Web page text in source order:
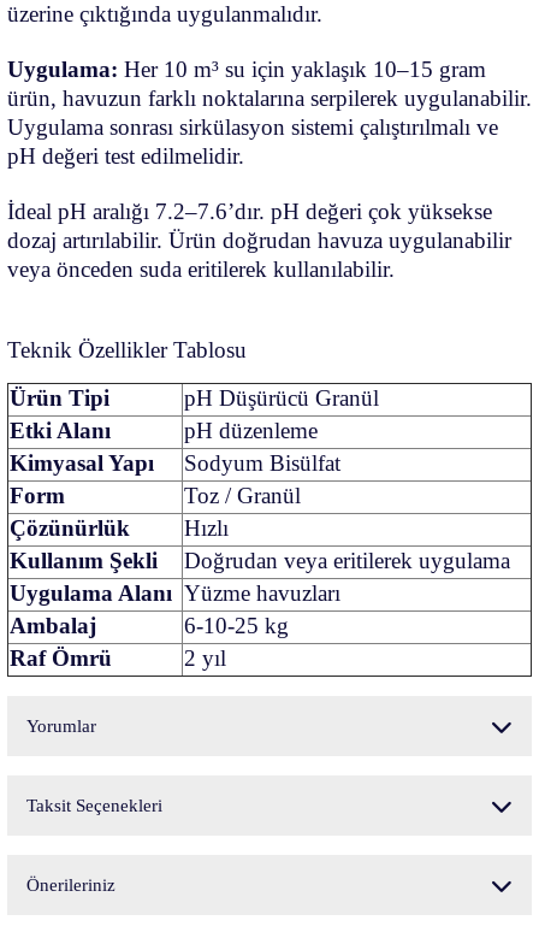
üzerine çıktığında uygulanmalıdır.
Uygulama: Her 10 m³ su için yaklaşık 10–15 gram
ürün, havuzun farklı noktalarına serpilerek uygulanabilir.
Uygulama sonrası sirkülasyon sistemi çalıştırılmalı ve
pH değeri test edilmelidir.
İdeal pH aralığı 7.2–7.6’dır. pH değeri çok yüksekse
dozaj artırılabilir. Ürün doğrudan havuza uygulanabilir
veya önceden suda eritilerek kullanılabilir.
Teknik Özellikler Tablosu
Ürün Tipi
pH Düşürücü Granül
Etki Alanı
pH düzenleme
Kimyasal Yapı
Sodyum Bisülfat
Form
Toz / Granül
Çözünürlük
Hızlı
Kullanım Şekli
Doğrudan veya eritilerek uygulama
Uygulama Alanı Yüzme havuzları
Ambalaj
6-10-25 kg
Raf Ömrü
2 yıl
Yorumlar
Taksit Seçenekleri
Önerileriniz